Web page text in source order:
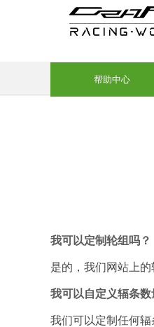
帮助中心
我可以定制轮组吗？
是的，我们网站上的
我可以自定义辐条数
我们可以定制任何辐